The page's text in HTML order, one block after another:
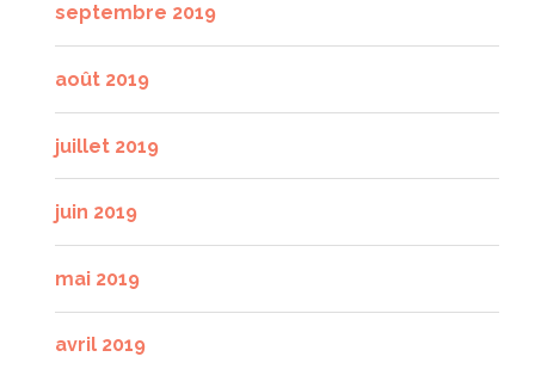
septembre 2019
août 2019
juillet 2019
juin 2019
mai 2019
avril 2019